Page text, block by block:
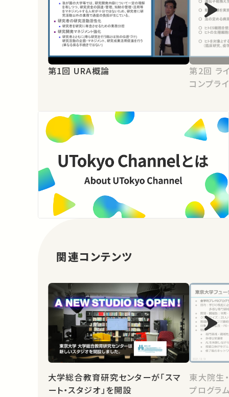
第1回 URA概論
第2回 ライフサイエンス研究における
コンプラ
関連コンテンツ
大学総合教育研究センターが「スマ
ート・スタジオ」を開設
東大院生
プログラ